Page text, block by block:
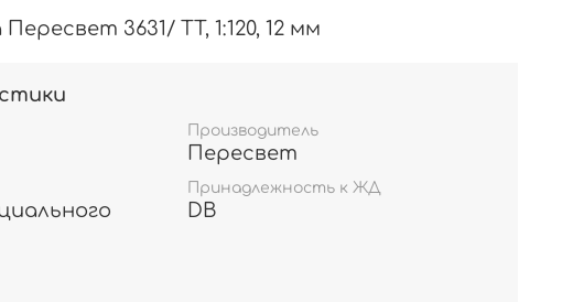
3631/ TT, 1:120, 12 мм
Производитель
Пересвет
Принадлежность к ЖД
DB